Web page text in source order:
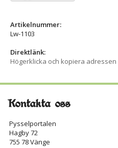
Artikelnummer:
Lw-1103
Direktlänk:
Högerklicka och kopiera adressen
Kontakta oss
Pysselportalen
Hagby 72
755 78 Vänge